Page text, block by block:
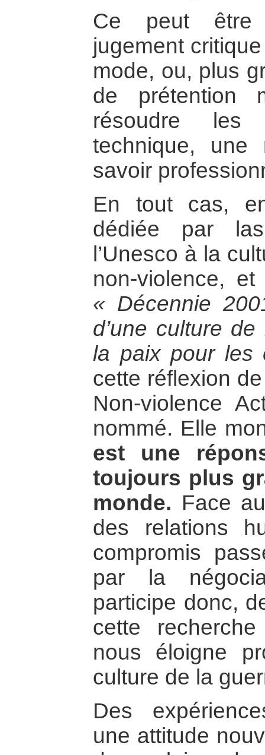
Ce peut être
jugement
mode, ou, plus
de prétention
résoudre
technique,
savoir
En tout cas,
dédiée par
l’Unesco à la
non-violence,
« Décennie
d’une culture
la paix pour les
cette réflexion
Non-violence
nommé. Elle
est une
toujours plus
monde. Face
des relations
compromis
par la
participe donc,
cette
nous éloigne
culture de la
Des
une attitude